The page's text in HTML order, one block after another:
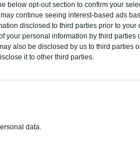
below opt-out section to confirm your
continue seeing interest-based ads
disclosed to third parties prior to your
your personal information by third parties
also be disclosed by us to third parties
it to other third parties.
data.